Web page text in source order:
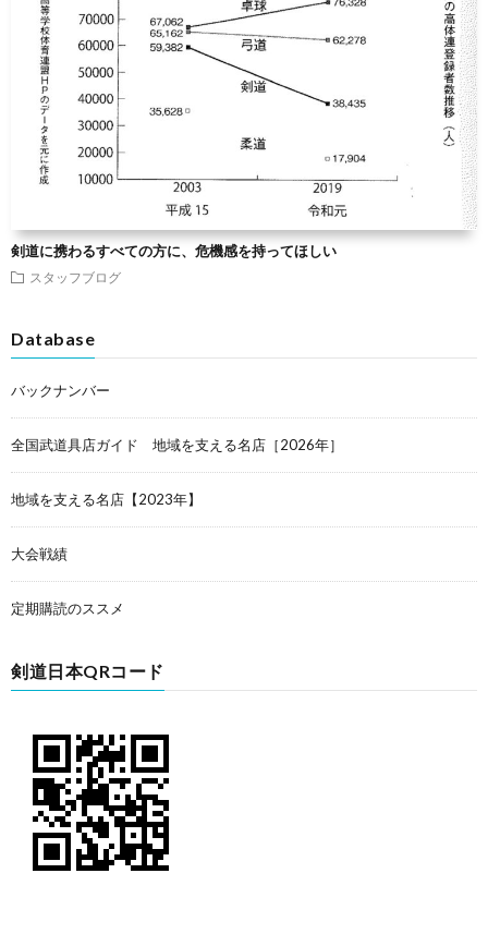
剣道に携わるすべての方に、危機感を持ってほしい
スタッフブログ
Database
バックナンバー
全国武道具店ガイド 地域を支える名店［2026年］
地域を支える名店【2023年】
大会戦績
定期購読のススメ
剣道日本QRコード